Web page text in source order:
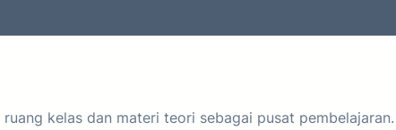
kelas dan materi teori sebagai pusat